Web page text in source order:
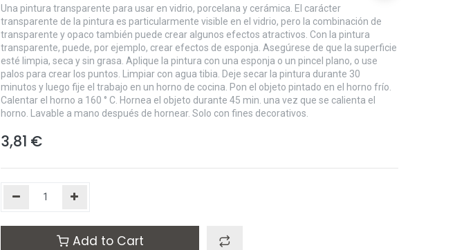
Una pintura transparente para usar en vidrio, porcelana y cerámica. El carácter
transparente de la pintura es particularmente visible en el vidrio, pero la combinación de
transparente y opaco también puede crear algunos efectos atractivos. Con la pintura
transparente, puede, por ejemplo, crear efectos de esponja. Asegúrese de que la superficie
esté limpia, seca y sin grasa. Aplique la pintura con una esponja o un pincel plano, o use
palos para crear los puntos. Limpiar con agua tibia. Deje secar la pintura durante 30
minutos y luego fije el trabajo en un horno de cocina. Pon el objeto pintado en el horno frío.
Calentar el horno a 160 ° C. Hornea el objeto durante 45 min. una vez que se calienta el
horno. Lavable a mano después de hornear. Solo con fines decorativos.
3,81 €
Add to Cart